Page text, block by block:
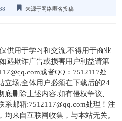
来源于网络匿名投稿
供用于学习和交流,不得用于商业
遇欺诈广告或损害用户利益请第
或者QQ：7512117处
立场,全体用户必须在下载后的24
删除上述内容.如有侵权争议、
系邮箱:7512117@qq.com处理！注
来自互联网收集，与本站无关。